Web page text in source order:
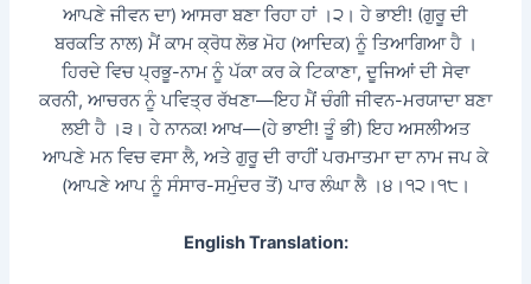
ਆਪਣੇ ਜੀਵਨ ਦਾ) ਆਸਰਾ ਬਣਾ ਰਿਹਾ ਹਾਂ ।੨। ਹੇ ਭਾਈ! (ਗੁਰੂ ਦੀ
ਬਰਕਤਿ ਨਾਲ) ਮੈਂ ਕਾਮ ਕ੍ਰੋਧ ਲੋਭ ਮੋਹ (ਆਦਿਕ) ਨੂੰ ਤਿਆਗਿਆ ਹੈ ।
ਹਿਰਦੇ ਵਿਚ ਪ੍ਰਭੂ-ਨਾਮ ਨੂੰ ਪੱਕਾ ਕਰ ਕੇ ਟਿਕਾਣਾ, ਦੂਜਿਆਂ ਦੀ ਸੇਵਾ
ਕਰਨੀ, ਆਚਰਨ ਨੂੰ ਪਵਿਤ੍ਰ ਰੱਖਣਾ—ਇਹ ਮੈਂ ਚੰਗੀ ਜੀਵਨ-ਮਰਯਾਦਾ ਬਣਾ
ਲਈ ਹੈ ।੩। ਹੇ ਨਾਨਕ! ਆਖ—(ਹੇ ਭਾਈ! ਤੂੰ ਭੀ) ਇਹ ਅਸਲੀਅਤ
ਆਪਣੇ ਮਨ ਵਿਚ ਵਸਾ ਲੈ, ਅਤੇ ਗੁਰੂ ਦੀ ਰਾਹੀਂ ਪਰਮਾਤਮਾ ਦਾ ਨਾਮ ਜਪ ਕੇ
(ਆਪਣੇ ਆਪ ਨੂੰ ਸੰਸਾਰ-ਸਮੁੰਦਰ ਤੋਂ) ਪਾਰ ਲੰਘਾ ਲੈ ।੪।੧੨।੧੮।
English Translation: